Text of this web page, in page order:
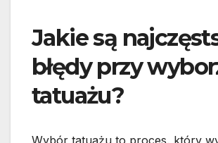
Jakie są
błędy przy
tatuażu?
Wybór tatuażu to proces, który